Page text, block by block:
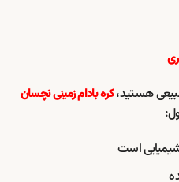
هستید،کره بادام زمینی نچسان
شیمیایی است